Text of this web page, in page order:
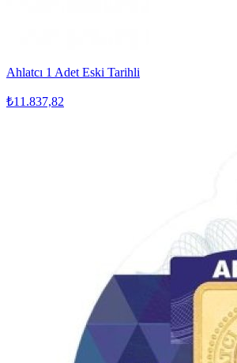
Ahlatcı 1 Adet Eski Tarihli
₺11.837,82